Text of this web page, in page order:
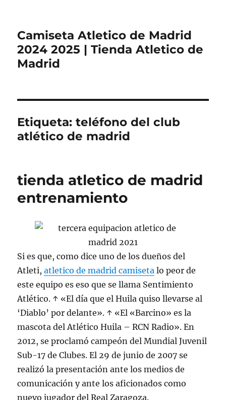
Camiseta Atletico de Madrid
2024 2025 | Tienda Atletico de
Madrid
Etiqueta:teléfono del club
atlético de madrid
tienda atletico de madrid
entrenamiento
Si es que, como dice uno de los dueños del
Atleti,atletico de madrid camiseta lo peor de
este equipo es eso que se llama Sentimiento
Atlético. ↑ «El día que el Huila quiso llevarse al
‘Diablo’ por delante». ↑ «El «Barcino» es la
mascota del Atlético Huila – RCN Radio». En
2012, se proclamó campeón del Mundial Juvenil
Sub-17 de Clubes. El 29 de junio de 2007 se
realizó la presentación ante los medios de
comunicación y ante los aficionados como
nuevo jugador del Real Zaragoza.